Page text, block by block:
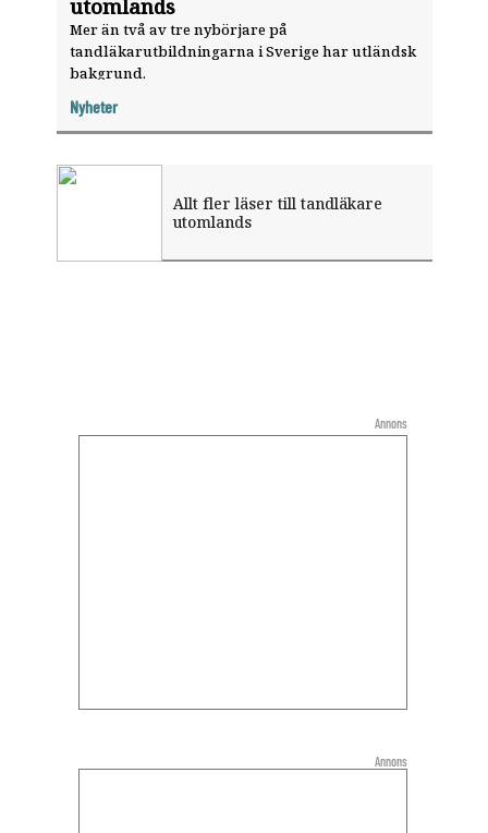
utomlands
Mer än två av tre nybörjare på
tandläkarutbildningarna i Sverige har utländsk
bakgrund.
Nyheter
Allt fler läser till tandläkare
utomlands
Annons
Annons